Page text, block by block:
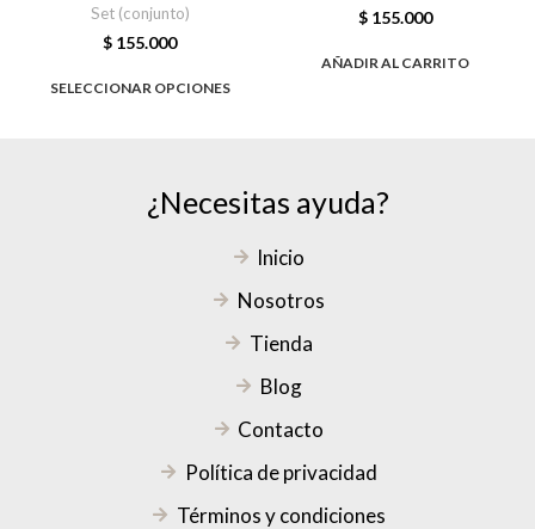
Set (conjunto)
$ 155.000
SELECCIONAR OPCIONES
$ 155.000
AÑADIR AL CARRITO
¿Necesitas ayuda?
Inicio
Nosotros
Tienda
Blog
Contacto
Política de privacidad
Términos y condiciones